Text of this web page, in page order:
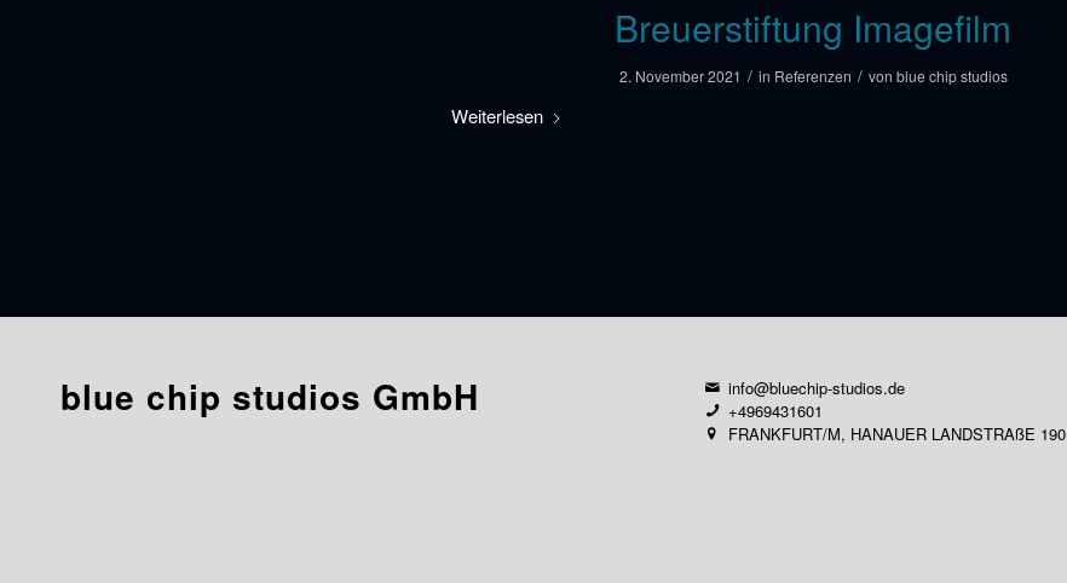
Breuerstiftung Imagefilm
2. November 2021 / in Referenzen / von blue chip studios
Weiterlesen
blue chip studios GmbH
info@bluechip-studios.de
+4969431601
FRANKFURT/M, HANAUER LANDSTRAßE 190